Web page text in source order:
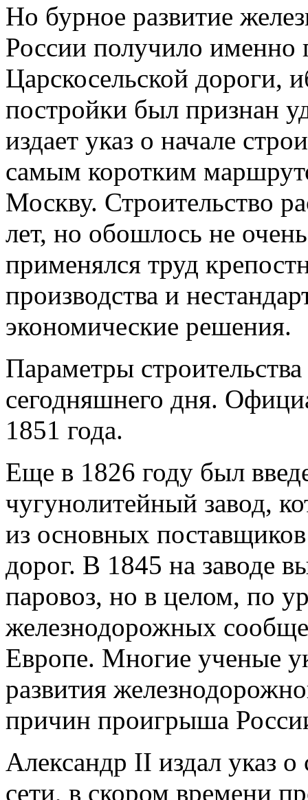
Но бурное развитие
России получило именно
Царскосельской дороги,
постройки был признан
издает указ о начале
самым коротким
Москву. Строительство
лет, но обошлось не
применялся труд
производства и
экономические решения.
Параметры
сегодняшнего дня.
1851 года.
Еще в 1826 году был
чугунолитейный завод,
из основных
дорог. В 1845 на заводе
паровоз, но в целом, по
железнодорожных
Европе. Многие ученые
развития
причин проигрыша
Александр II издал указ
сети, в скором времени